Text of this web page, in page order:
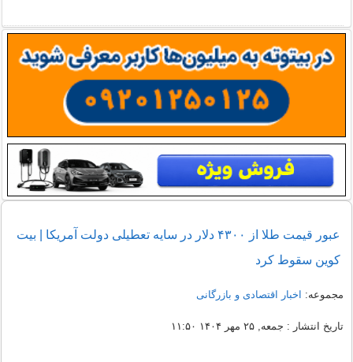
عبور قیمت طلا از ۴۳۰۰ دلار در سایه تعطیلی دولت آمریکا | بیت
کوین سقوط کرد
مجموعه: اخبار اقتصادی و بازرگانی
تاریخ انتشار : جمعه, ۲۵ مهر ۱۴۰۴ ۱۱:۵۰